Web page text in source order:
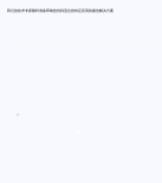
我们的技术专家随时准备帮助您找到适合您特定应用的最佳解决方案